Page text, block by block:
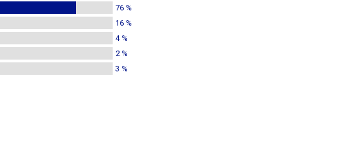
76 %
16 %
4 %
2 %
3 %